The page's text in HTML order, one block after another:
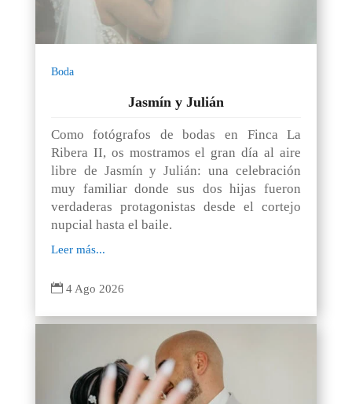
Boda
Jasmín y Julián
Como fotógrafos de bodas en Finca La
Ribera II, os mostramos el gran día al aire
libre de Jasmín y Julián: una celebración
muy familiar donde sus dos hijas fueron
verdaderas protagonistas desde el cortejo
nupcial hasta el baile.
Leer más...
 4 Ago 2026